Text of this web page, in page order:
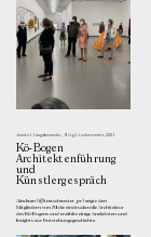
Ausstellungsbesuche , Mitgliederevents ,2021
Kö-Bogen
Architektenführung
und
Künstlergespräch
Alex Iwan (@textschwester_pr) zeigte den
Mitgliedern von 701 die eindrucksvolle Architektur
des Kö-Bogens und erzählte einige Anekdoten und
Insights zur Entstehungsgeschichte.